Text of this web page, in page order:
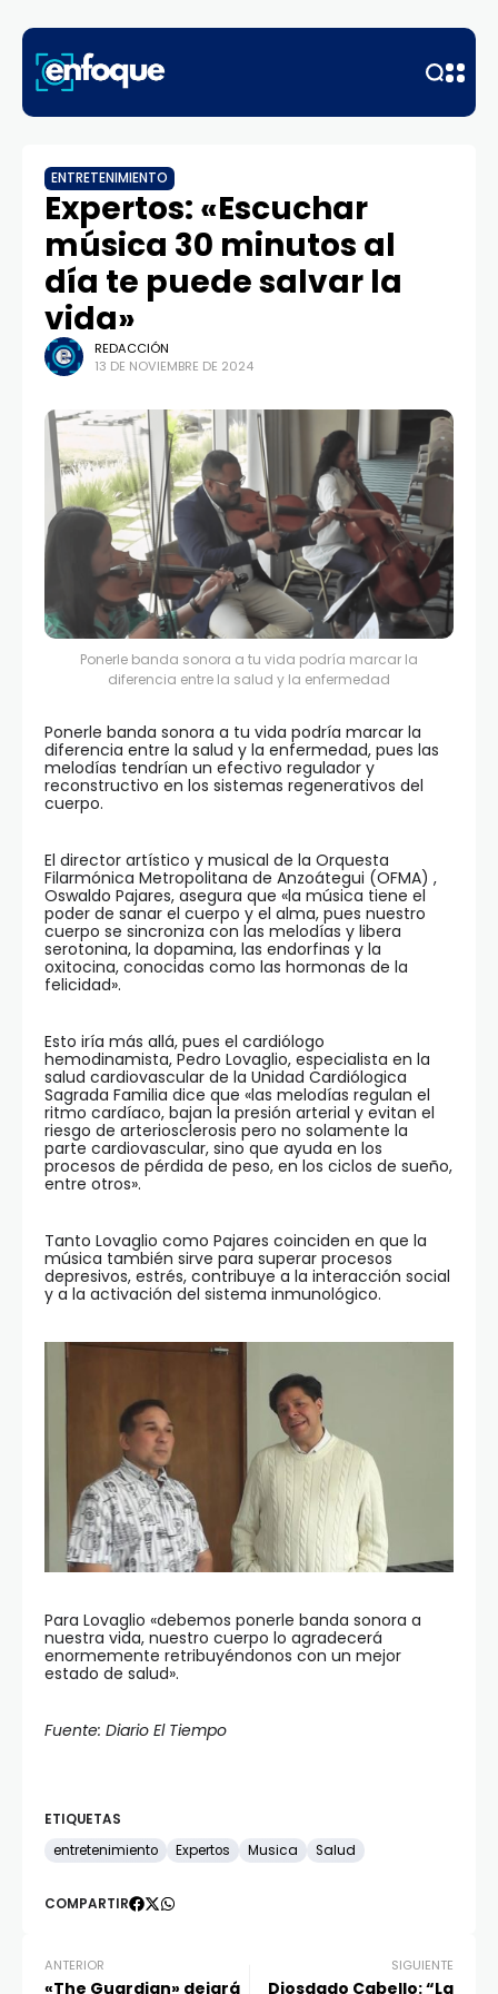
ENTRETENIMIENTO
Expertos: «Escuchar
música 30 minutos al
día te puede salvar la
vida»
REDACCIÓN
13 DE NOVIEMBRE DE 2024
Ponerle banda sonora a tu vida podría marcar la
diferencia entre la salud y la enfermedad
Ponerle banda sonora a tu vida podría marcar la
diferencia entre la salud y la enfermedad, pues las
melodías tendrían un efectivo regulador y
reconstructivo en los sistemas regenerativos del
cuerpo.
El director artístico y musical de la Orquesta
Filarmónica Metropolitana de Anzoátegui (OFMA) ,
Oswaldo Pajares, asegura que «la música tiene el
poder de sanar el cuerpo y el alma, pues nuestro
cuerpo se sincroniza con las melodías y libera
serotonina, la dopamina, las endorfinas y la
oxitocina, conocidas como las hormonas de la
felicidad».
Esto iría más allá, pues el cardiólogo
hemodinamista, Pedro Lovaglio, especialista en la
salud cardiovascular de la Unidad Cardiólogica
Sagrada Familia dice que «las melodías regulan el
ritmo cardíaco, bajan la presión arterial y evitan el
riesgo de arteriosclerosis pero no solamente la
parte cardiovascular, sino que ayuda en los
procesos de pérdida de peso, en los ciclos de sueño,
entre otros».
Tanto Lovaglio como Pajares coinciden en que la
música también sirve para superar procesos
depresivos, estrés, contribuye a la interacción social
y a la activación del sistema inmunológico.
Para Lovaglio «debemos ponerle banda sonora a
nuestra vida, nuestro cuerpo lo agradecerá
enormemente retribuyéndonos con un mejor
estado de salud».
Fuente: Diario El Tiempo
ETIQUETAS
entretenimiento
Expertos Musica Salud
COMPARTIR
ANTERIOR
«The Guardian» dejará
SIGUIENTE
Diosdado Cabello: “La